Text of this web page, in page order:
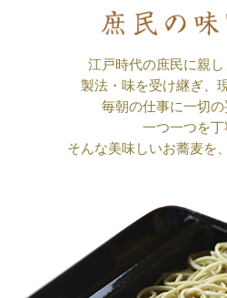
江戸時代の庶民に親し
製法・味を受け継ぎ、
毎朝の仕事に一切の
一つ一つを丁
そんな美味しいお蕎麦を